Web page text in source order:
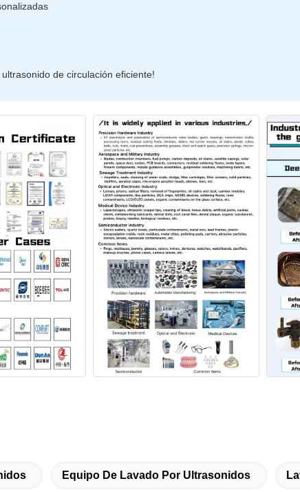
de circulación eficiente!
Equipo De Lavado Por Ultrasonidos